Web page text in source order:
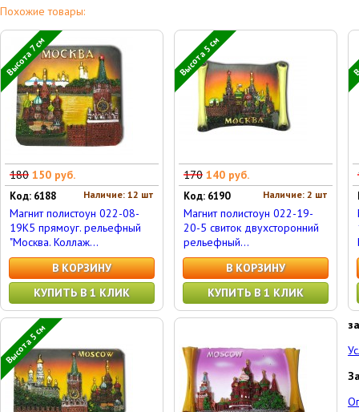
Похожие товары:
Высота 7 см
180 150 руб.
Наличие: 12 шт
Код: 6188
Магнит полистоун 022-08-
19K5 прямоуг. рельефный
"Москва. Коллаж...
В КОРЗИНУ
КУПИТЬ В 1 КЛИК
Высота 5 см
170 140 руб.
Наличие: 2 шт
Код: 6190
Магнит полистоун 022-19-
20-5 свиток двухсторонний
рельефный...
В КОРЗИНУ
КУПИТЬ В 1 КЛИК
Высота 5 см